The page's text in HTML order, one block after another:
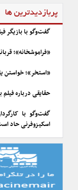
پربازدیدترین ها
گفت‌وگو با بازیگر
«فراموشخانه»؛
«استخر»؛ خواستن
حقایقی درباره
گفت‌وگو با
اسکیزوفرنی حاد